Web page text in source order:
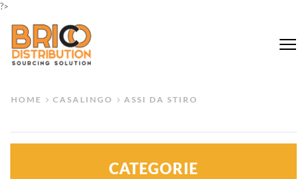
?>
HOME CASALINGO ASSI DA STIRO
CATEGORIE